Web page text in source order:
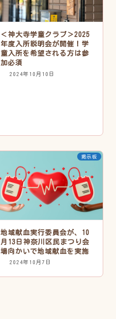
＜神大寺学童クラブ＞2025
年度入所説明会が開催！学
童入所を希望される方は参
加必須
2024年10月10日
掲示板
地域献血実行委員会が、10
月13日神奈川区民まつり会
場向かいで地域献血を実施
2024年10月7日